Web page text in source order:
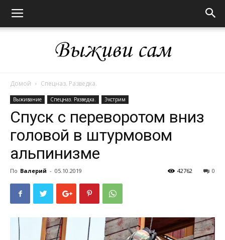
сам
Домой Спецназ. Разведка.
Выживание Спецназ. Разведка. Экстрим
Спуск с переворотом вниз
головой в штурмовом
альпинизме
По Валерий - 05.10.2019 0
42762